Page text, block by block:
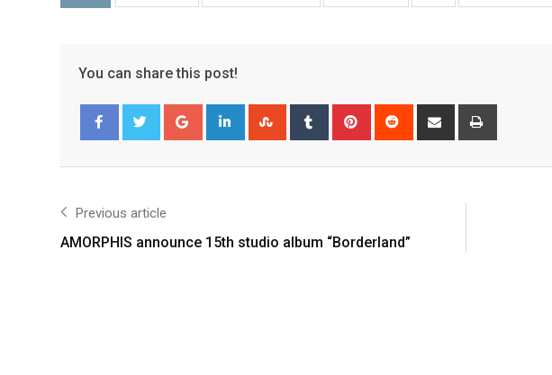
You can share this post!
Previous article
AMORPHIS announce 15th studio album “Borderland”